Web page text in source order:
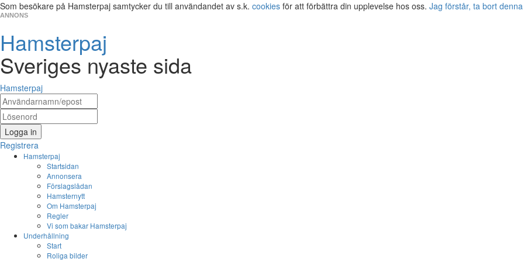
Som besökare på Hamsterpaj samtycker du till användandet av s.k. cookies för att förbättra din upplevelse hos oss. Jag förstår, ta bort
ANNONS
Hamsterpaj
Sveriges nyaste sida
Hamsterpaj
Logga in
Registrera
Hamsterpaj
Startsidan
Annonsera
Förslagslådan
Hamsternytt
Om Hamsterpaj
Regler
Vi som bakar Hamsterpaj
Underhållning
Start
Roliga bilder